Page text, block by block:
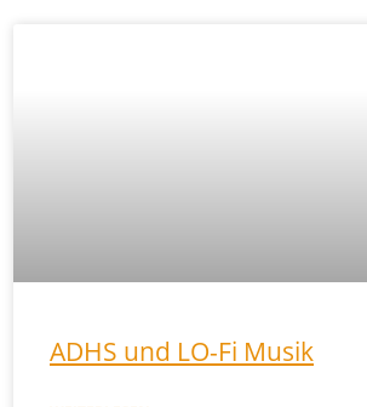
ADHS und LO-Fi Musik